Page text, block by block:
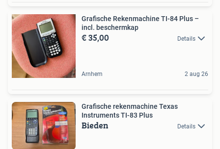
Grafische Rekenmachine TI-84 Plus –
incl. beschermkap
€ 35,00 Details
Arnhem 2 aug 26
Grafische rekenmachine Texas
Instruments TI-83 Plus
Bieden Details